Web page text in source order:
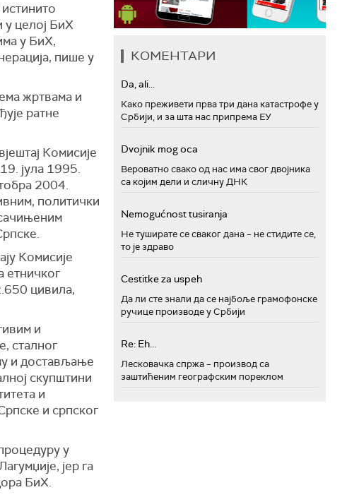
у целој БиХ
у БиХ,
пише у
жртвама и
ратне
Комисије
јула 1995.
2004.
политички
Комисије
етничког
цивила,
и
сталног
и достављање
скупштини
и
и српског
у
јер га
БиХ.
КОМЕНТАРИ
Da, ali...
Како преживети прва три дана катастрофе у
Србији, и за шта нас припрема ЕУ
Dvojnik mog oca
Вероватно свако од нас има свог двојника
са којим дели и сличну ДНК
Nemogućnost tusiranja
Не туширате се сваког дана – не стидите се,
то је здраво
Cestitke za uspeh
Да ли сте знали да се најбоље грамофонске
ручице производе у Србији
Re: Eh...
Лесковачка спржа – производ са
заштићеним географским пореклом